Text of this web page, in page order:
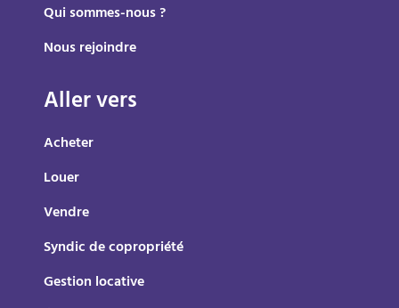
Qui sommes-nous ?
Nous rejoindre
Aller vers
Acheter
Louer
Vendre
Syndic de copropriété
Gestion locative